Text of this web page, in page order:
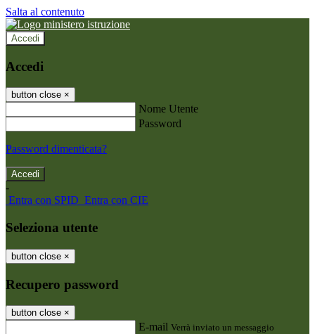
Salta al contenuto
Accedi
Accedi
button close ×
Nome Utente
Password
Password dimenticata?
-
Entra con SPID Entra con CIE
Seleziona utente
button close ×
Recupero password
button close ×
E-mail Verrà inviato un messaggio